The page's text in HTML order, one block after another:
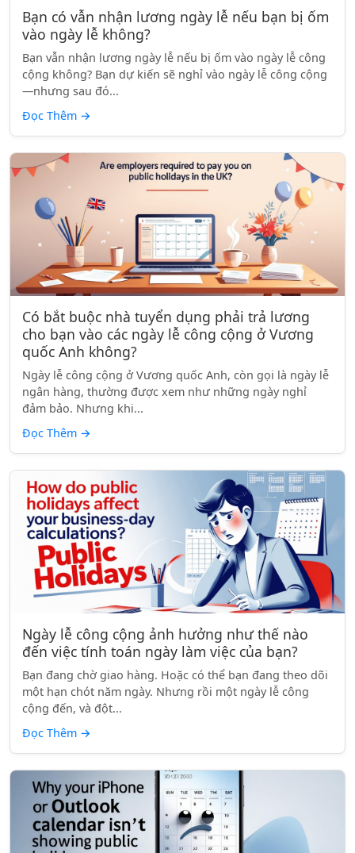
Bạn có vẫn nhận lương ngày lễ nếu bạn bị ốm
vào ngày lễ không?
Bạn vẫn nhận lương ngày lễ nếu bị ốm vào ngày lễ công
cộng không? Bạn dự kiến sẽ nghỉ vào ngày lễ công cộng
—nhưng sau đó...
Đọc Thêm →
Có bắt buộc nhà tuyển dụng phải trả lương
cho bạn vào các ngày lễ công cộng ở Vương
quốc Anh không?
Ngày lễ công cộng ở Vương quốc Anh, còn gọi là ngày lễ
ngân hàng, thường được xem như những ngày nghỉ
đảm bảo. Nhưng khi...
Đọc Thêm →
Ngày lễ công cộng ảnh hưởng như thế nào
đến việc tính toán ngày làm việc của bạn?
Bạn đang chờ giao hàng. Hoặc có thể bạn đang theo dõi
một hạn chót năm ngày. Nhưng rồi một ngày lễ công
cộng đến, và đột...
Đọc Thêm →